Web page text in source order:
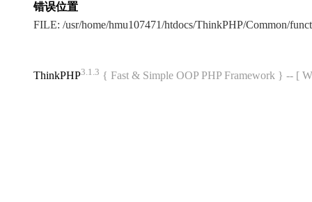
错误位置
FILE: /usr/home/hmu107471/htdocs/ThinkPHP/Common/
ThinkPHP3.1.3 { Fast & Simple OOP PHP Framework } -- [